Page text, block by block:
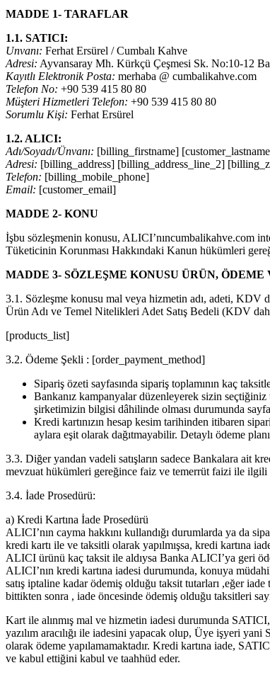
MADDE 1- TARAFLAR
1.1. SATICI:
Unvanı: Ferhat Ersürel / Cumbalı Kahve
Adresi: Ayvansaray Mh. Kürkçü Çeşmesi Sk. No:10-12
Kayıtlı Elektronik Posta: merhaba @ cumbalikahve.com
Telefon No: +90 539 415 80 80
Müşteri Hizmetleri Telefon: +90 539 415 80 80
Sorumlu Kişi: Ferhat Ersürel
1.2. ALICI:
Adı/Soyadı/Ünvanı: [billing_firstname]
Adresi: [billing_address] [billing_address_line_2]
Telefon: [billing_mobile_phone]
Email: [customer_email]
MADDE 2- KONU
İşbu sözleşmenin konusu, ALICI’nıncumbalikahve.com
Tüketicinin Korunması Hakkındaki Kanun hükümleri
MADDE 3- SÖZLEŞME KONUSU ÜRÜN,
3.1. Sözleşme konusu mal veya hizmetin adı, adeti, KDV
Ürün Adı ve Temel Nitelikleri Adet Satış Bedeli (KDV
[products_list]
3.2. Ödeme Şekli : [order_payment_method]
Sipariş özeti sayfasında sipariş toplamının kaç
Bankanız kampanyalar düzenleyerek sizin
şirketimizin bilgisi dâhilinde olması durumunda
Kredi kartınızın hesap kesim tarihinden itibaren
aylara eşit olarak dağıtmayabilir. Detaylı ödeme
3.3. Diğer yandan vadeli satışların sadece Bankalara ait
mevzuat hükümleri gereğince faiz ve temerrüt faizi ile ilgili
3.4. İade Prosedürü:
a) Kredi Kartına İade Prosedürü
ALICI’nın cayma hakkını kullandığı durumlarda ya da
kredi kartı ile ve taksitli olarak yapılmışsa, kredi kartına
ALICI ürünü kaç taksit ile aldıysa Banka ALICI’ya geri
ALICI’nın kredi kartına iadesi durumunda, konuya
satış iptaline kadar ödemiş olduğu taksit tutarları ,eğer
bittikten sonra , iade öncesinde ödemiş olduğu taksitleri
Kart ile alınmış mal ve hizmetin iadesi durumunda
yazılım aracılığı ile iadesini yapacak olup, Üye işyeri
olarak ödeme yapılamamaktadır. Kredi kartına iade,
ve kabul ettiğini kabul ve taahhüd eder.